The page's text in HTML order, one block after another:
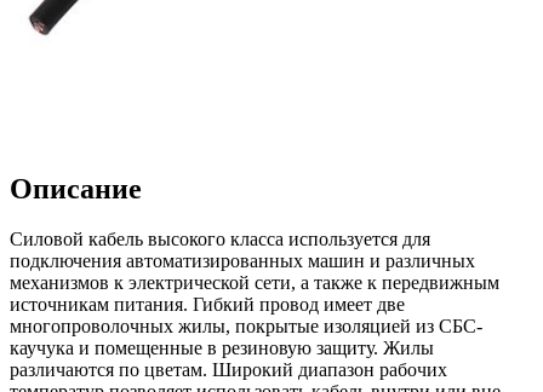
Описание
Силовой кабель высокого класса используется для
подключения автоматизированных машин и различных
механизмов к электрической сети, а также к передвижным
источникам питания. Гибкий провод имеет две
многопроволочных жилы, покрытые изоляцией из СБС-
каучука и помещенные в резиновую защиту. Жилы
различаются по цветам. Широкий диапазон рабочих